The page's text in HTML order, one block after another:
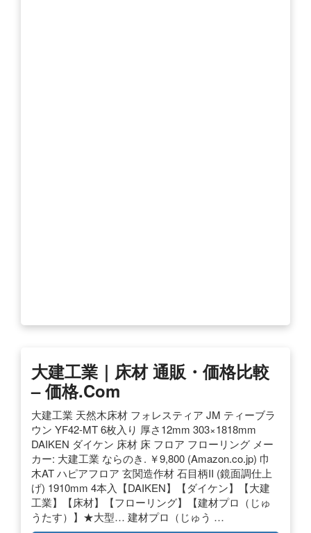
大建工業｜床材 通販・価格比較
– 価格.com
大建工業 天然木床材 フォレスティア JM ティーブラ
ウン YF42-MT 6枚入り 厚さ12mm 303×1818mm
DAIKEN ダイケン 床材 床 フロア フローリング メー
カー: 大建工業 ならのき. ￥9,800 (Amazon.co.jp) 巾
木AT ハピアフロア 玄関造作材 石目柄II (鏡面調仕上
げ) 1910mm 4本入【DAIKEN】【ダイケン】【大建
工業】【床材】【フローリング】【建材プロ（じゅ
うたす）】★大型… 建材プロ（じゅう …